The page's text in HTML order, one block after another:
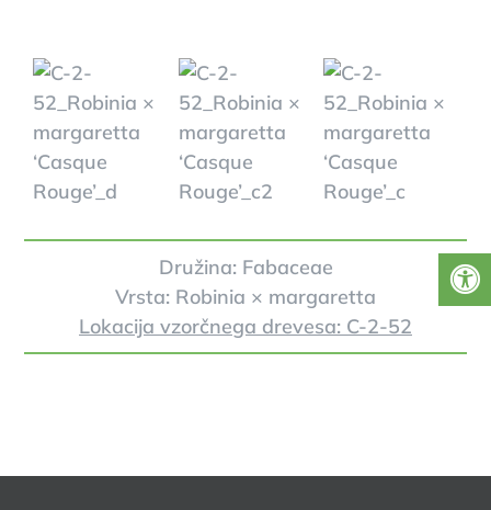
Družina: Fabaceae
Vrsta: Robinia × margaretta
Lokacija vzorčnega drevesa: C-2-52